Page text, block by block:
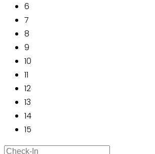
6
7
8
9
10
11
12
13
14
15